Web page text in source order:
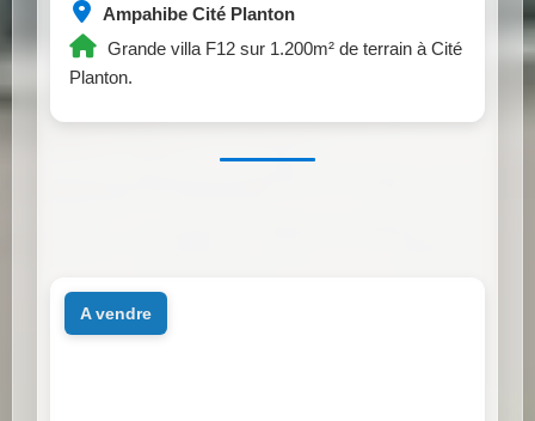
Ampahibe Cité Planton
Grande villa F12 sur 1.200m² de terrain à Cité
Planton.
a vendre